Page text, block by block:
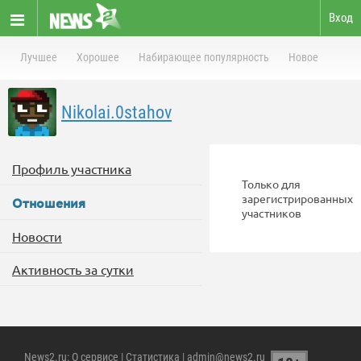
Вход
Лучшее Хорошее Набирающее популярность Новое
Nikolai.0stahov
Профиль участника
Отношения
Новости
Активность за сутки
Только для
зарегистрированных
участников
News2.ru: О сервисе | Статистика | admin@news2.ru